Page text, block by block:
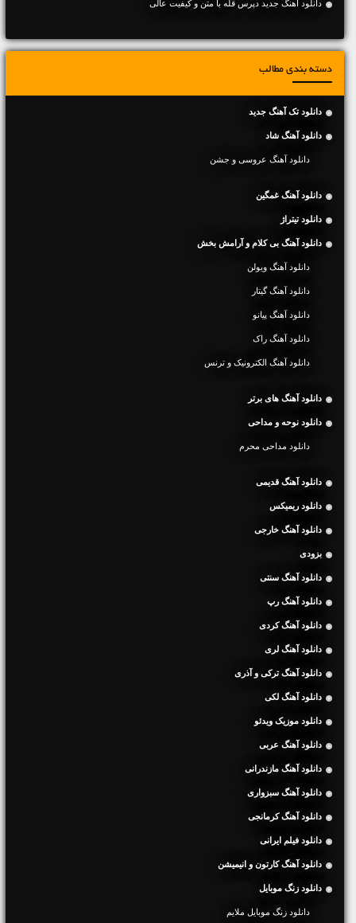
دانلود آهنگ جديد دپرس قله با متن و کیفیت عالی
دسته بندی مطالب
دانلود تک آهنگ جدید
دانلود آهنگ شاد
دانلود آهنگ عروسی و جشن
دانلود آهنگ غمگین
دانلود تیتراژ
دانلود آهنگ بی کلام و آرامش بخش
دانلود آهنگ ویولن
دانلود آهنگ گیتار
دانلود آهنگ پیانو
دانلود آهنگ راک
دانلود آهنگ الکترونیک و ترنس
دانلود آهنگ های برتر
دانلود نوحه و مداحی
دانلود مداحی محرم
دانلود آهنگ قدیمی
دانلود ریمیکس
دانلود آهنگ خارجی
بزودی
دانلود آهنگ سنتی
دانلود آهنگ رپ
دانلود آهنگ کردی
دانلود آهنگ لری
دانلود آهنگ ترکی و آذری
دانلود آهنگ لکی
دانلود موزیک ویدئو
دانلود آهنگ عربی
دانلود آهنگ مازندرانی
دانلود آهنگ سبزواری
دانلود آهنگ کرمانجی
دانلود فیلم ایرانی
دانلود آهنگ کارتون و انیمیشن
دانلود زنگ موبایل
دانلود زنگ موبایل ملایم